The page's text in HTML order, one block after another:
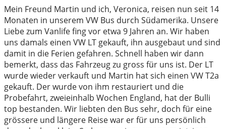
Mein Freund Martin und ich, Veronica, reisen nun seit 14
Monaten in unserem VW Bus durch Südamerika. Unsere
Liebe zum Vanlife fing vor etwa 9 Jahren an. Wir haben
uns damals einen VW LT gekauft, ihn ausgebaut und sind
damit in die Ferien gefahren. Schnell haben wir dann
bemerkt, dass das Fahrzeug zu gross für uns ist. Der LT
wurde wieder verkauft und Martin hat sich einen VW T2a
gekauft. Der wurde von ihm restauriert und die
Probefahrt, zweieinhalb Wochen England, hat der Bulli
top bestanden. Wir liebten den Bus sehr, doch für eine
grössere und längere Reise war er für uns persönlich